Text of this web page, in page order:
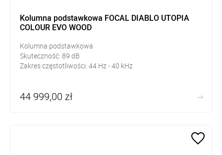
Kolumna podstawkowa FOCAL DIABLO UTOPIA
COLOUR EVO WOOD
Kolumna podstawkowa
Skuteczność: 89 dB
Zakres częstotliwości: 44 Hz - 40 kHz
44 999,00 zł